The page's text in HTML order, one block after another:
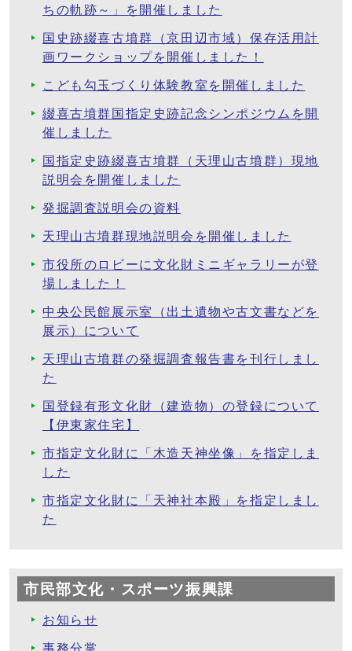
ちの軌跡～」を開催しました
国史跡綴喜古墳群（京田辺市域）保存活用計
画ワークショップを開催しました！
こども勾玉づくり体験教室を開催しました
綴喜古墳群国指定史跡記念シンポジウムを開
催しました
国指定史跡綴喜古墳群（天理山古墳群）現地
説明会を開催しました
発掘調査説明会の資料
天理山古墳群現地説明会を開催しました
市役所のロビーに文化財ミニギャラリーが登
場しました！
中央公民館展示室（出土遺物や古文書などを
展示）について
天理山古墳群の発掘調査報告書を刊行しまし
た
国登録有形文化財（建造物）の登録について
【伊東家住宅】
市指定文化財に「木造天神坐像」を指定しま
した
市指定文化財に「天神社本殿」を指定しまし
た
市民部文化・スポーツ振興課
お知らせ
事務分掌